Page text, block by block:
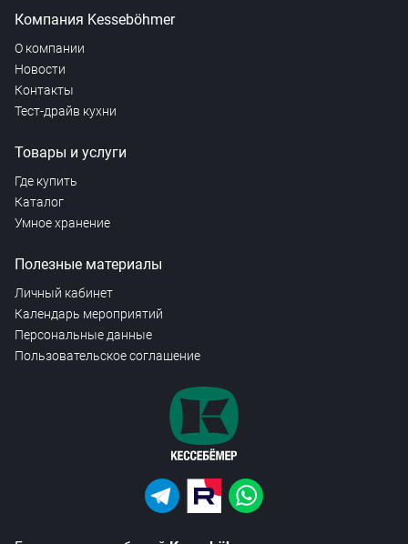
Компания Kesseböhmer
О компании
Новости
Контакты
Тест-драйв кухни
Товары и услуги
Где купить
Каталог
Умное хранение
Полезные материалы
Личный кабинет
Календарь мероприятий
Персональные данные
Пользовательское соглашение